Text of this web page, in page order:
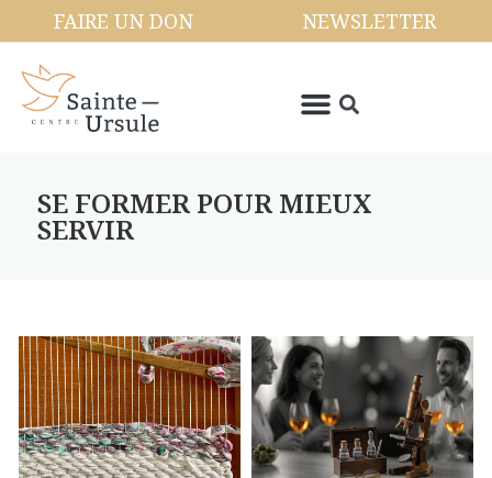
FAIRE UN DON NEWSLETTER
SE FORMER POUR MIEUX
SERVIR